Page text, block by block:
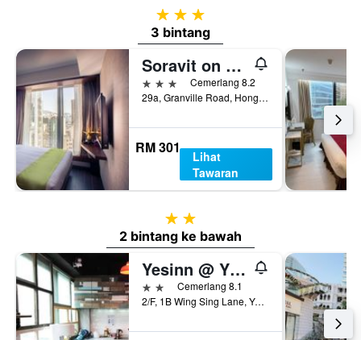
3 bintang
3 bintang
Soravit on Granville
3 bintangCemerlang 8.2
29a, Granville Road, Hong Kong, Hong Kong
RM 301
Lihat
Tawaran
2 bintang
2 bintang ke bawah
Yesinn @ Ymt
2 bintangCemerlang 8.1
2/F, 1B Wing Sing Lane, Yau Ma Tei, Hong Kong, Hong Kong